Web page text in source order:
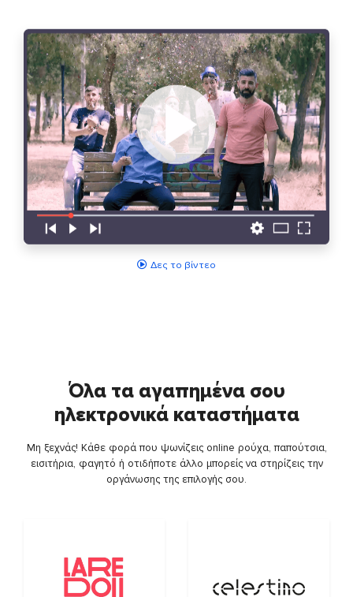
Δες το βίντεο
Όλα τα αγαπημένα σου
ηλεκτρονικά καταστήματα
Μη ξεχνάς! Κάθε φορά που ψωνίζεις online ρούχα, παπούτσια,
εισιτήρια, φαγητό ή οτιδήποτε άλλο μπορείς να στηρίζεις την
οργάνωσης της επιλογής σου.